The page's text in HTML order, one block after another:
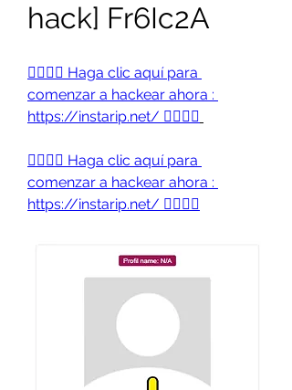
hack] Fr6Ic2A
👉🏻👉🏻 Haga clic aquí para
comenzar a hackear ahora :
https://instarip.net/ 👈🏻👈🏻
👉🏻👉🏻 Haga clic aquí para
comenzar a hackear ahora :
https://instarip.net/ 👈🏻👈🏻